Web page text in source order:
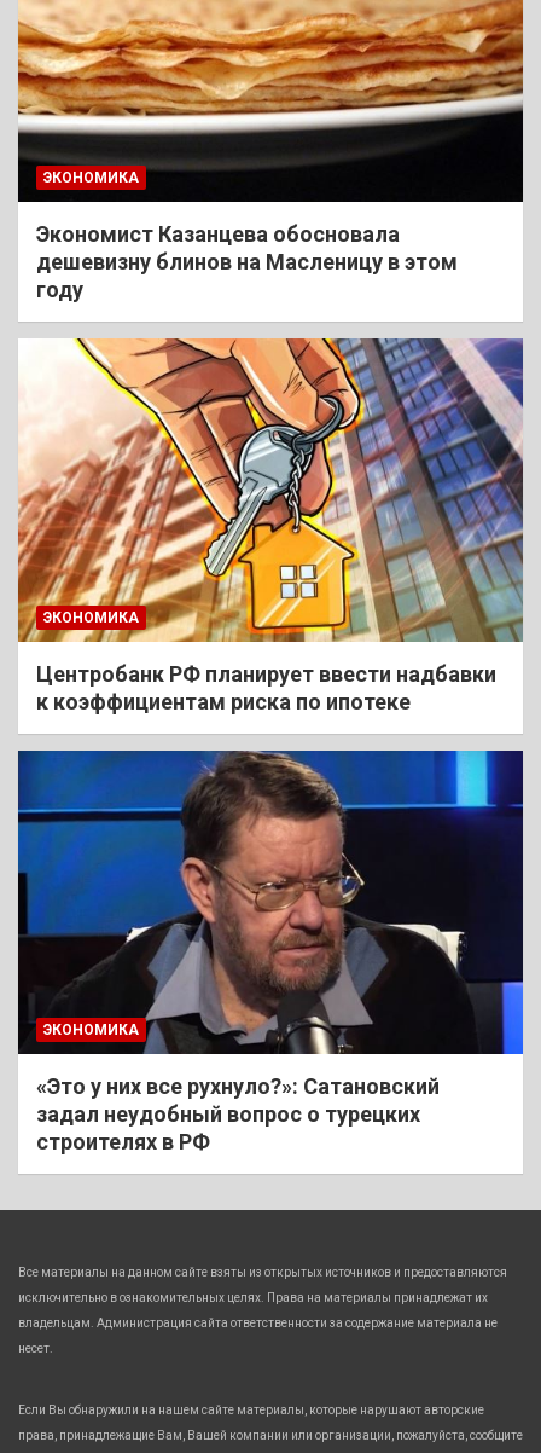
ЭКОНОМИКА
Экономист Казанцева обосновала
дешевизну блинов на Масленицу в этом
году
ЭКОНОМИКА
Центробанк РФ планирует ввести надбавки
к коэффициентам риска по ипотеке
ЭКОНОМИКА
«Это у них все рухнуло?»: Сатановский
задал неудобный вопрос о турецких
строителях в РФ
Все материалы на данном сайте взяты из открытых источников и предоставляются
исключительно в ознакомительных целях. Права на материалы принадлежат их
владельцам. Администрация сайта ответственности за содержание материала не
несет.
Если Вы обнаружили на нашем сайте материалы, которые нарушают авторские
права, принадлежащие Вам, Вашей компании или организации, пожалуйста, сообщите